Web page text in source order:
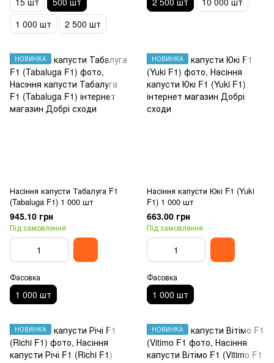
1 000 шт
2 500 шт
НОВИНКА
Насіння капусти Табалуга F1
(Tabaluga F1) 1 000 шт
945.10 грн
Під замовлення
Фасовка
1 000 шт
НОВИНКА
Насіння капусти Юкі F1 (Yuki
F1) 1 000 шт
663.00 грн
Під замовлення
Фасовка
1 000 шт
НОВИНКА НОВИНКА